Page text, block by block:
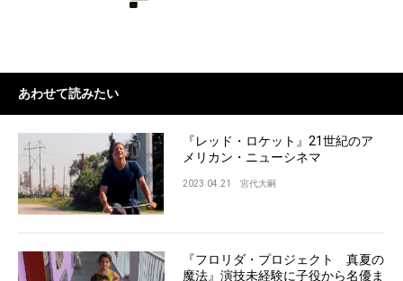
あわせて読みたい
『レッド・ロケット』21世紀のア
メリカン・ニューシネマ
2023.04.21 宮代大嗣
『フロリダ・プロジェクト 真夏の
魔法』演技未経験に子役から名優ま